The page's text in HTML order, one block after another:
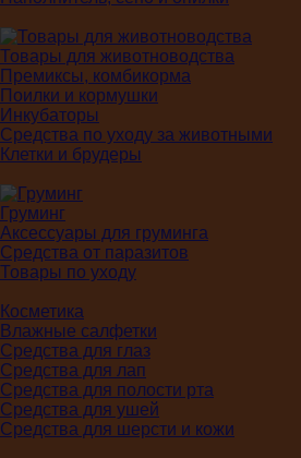
Товары для животноводства
Премиксы, комбикорма
Поилки и кормушки
Инкубаторы
Средства по уходу за животными
Клетки и брудеры
Груминг
Аксессуары для груминга
Средства от паразитов
Товары по уходу
Косметика
Влажные салфетки
Средства для глаз
Средства для лап
Средства для полости рта
Средства для ушей
Средства для шерсти и кожи